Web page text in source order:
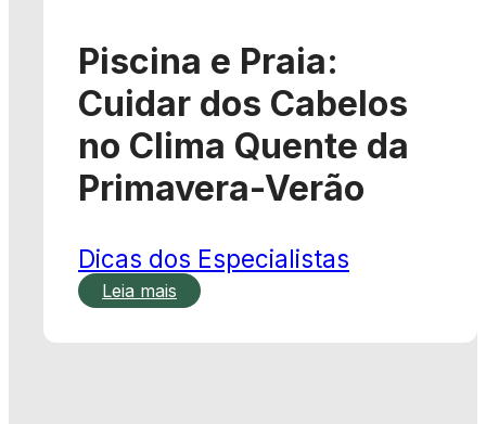
Piscina e Praia:
Cuidar dos Cabelos
no Clima Quente da
Primavera-Verão
Dicas dos Especialistas
Leia mais